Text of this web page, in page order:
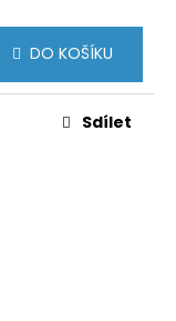
DO KOŠÍKU
Sdílet